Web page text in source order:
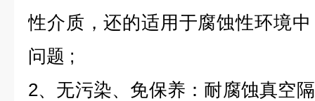
性介质，还的适用于腐蚀性环境
问题 ;
2、无污染、免保养：耐腐蚀真空